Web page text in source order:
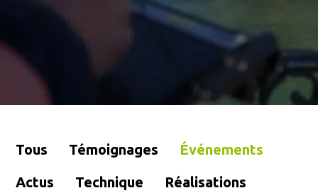
Tous Témoignages
Événements
Actus
Technique Réalisations